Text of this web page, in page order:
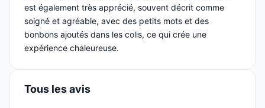
est également très apprécié, souvent décrit comme
soigné et agréable, avec des petits mots et des
bonbons ajoutés dans les colis, ce qui crée une
expérience chaleureuse.
Tous les avis